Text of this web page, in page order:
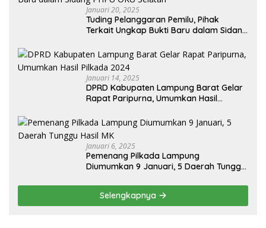
Januari 20, 2025
Tuding Pelanggaran Pemilu, Pihak
Terkait Ungkap Bukti Baru dalam Sidang
Januari 14, 2025
DPRD Kabupaten Lampung Barat Gelar
Rapat Paripurna, Umumkan Hasil
Januari 6, 2025
Pemenang Pilkada Lampung
Diumumkan 9 Januari, 5 Daerah Tunggu
Selengkapnya